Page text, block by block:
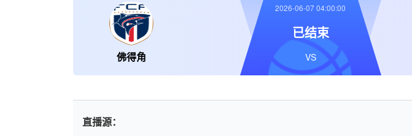
佛得角
2026-06-07 04:00:00
已结束
VS
直播源：